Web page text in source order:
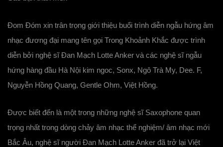
Đom Đóm xin trân trọng giới thiệu buổi trình diễn ngẫu hứng âm
nhạc đương đại mang tên gọi Trong Khoảnh Khắc được trình
diễn bởi nghệ sĩ Đan Mạch Lotte Anker và các nghệ sĩ ngẫu
hứng hàng đầu Hà Nội kim ngoc, Sonx, Ngô Trà My, Dee. F,
Nguyễn Hồng Quang, Gentle Ohm, Việt Hồng.
Được biết đến là một trong những nghệ sĩ Saxophone quan
trọng nhất trong dòng chảy âm nhạc thể nghiệm/ âm nhạc mới
Bắc Âu, nghệ sĩ người Đan Mạch Lotte Anker đã trở lại Việt